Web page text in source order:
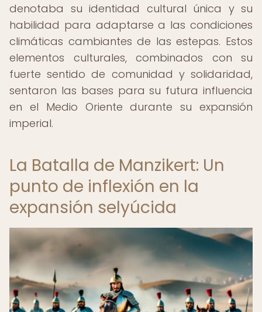
denotaba su identidad cultural única y su
habilidad para adaptarse a las condiciones
climáticas cambiantes de las estepas. Estos
elementos culturales, combinados con su
fuerte sentido de comunidad y solidaridad,
sentaron las bases para su futura influencia
en el Medio Oriente durante su expansión
imperial.
La Batalla de Manzikert: Un
punto de inflexión en la
expansión selyúcida